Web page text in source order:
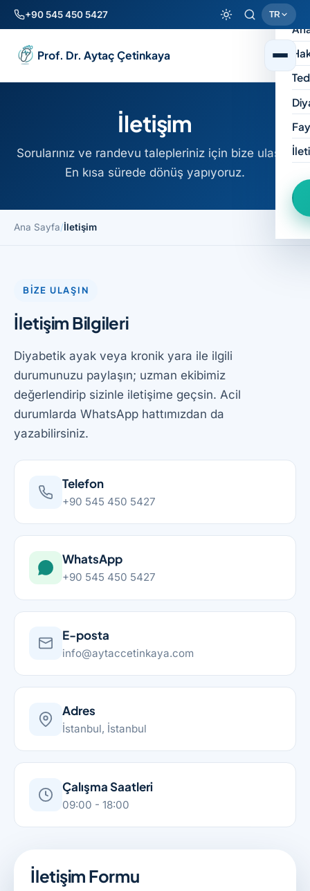
+90 545 450 5427 TR
Prof. Dr. Aytaç Çetinkaya
İletişim
Sorularınız ve randevu talepleriniz için bize ulaşın.
En kısa sürede dönüş yapıyoruz.
Ana Sayfa/İletişim
BIZE ULAŞIN
İletişim Bilgileri
Diyabetik ayak veya kronik yara ile ilgili
durumunuzu paylaşın; uzman ekibimiz
değerlendirip sizinle iletişime geçsin. Acil
durumlarda WhatsApp hattımızdan da
yazabilirsiniz.
Telefon
+90 545 450 5427
WhatsApp
+90 545 450 5427
E-posta
info@aytaccetinkaya.com
Adres
İstanbul, İstanbul
Çalışma Saatleri
09:00 - 18:00
İletişim Formu